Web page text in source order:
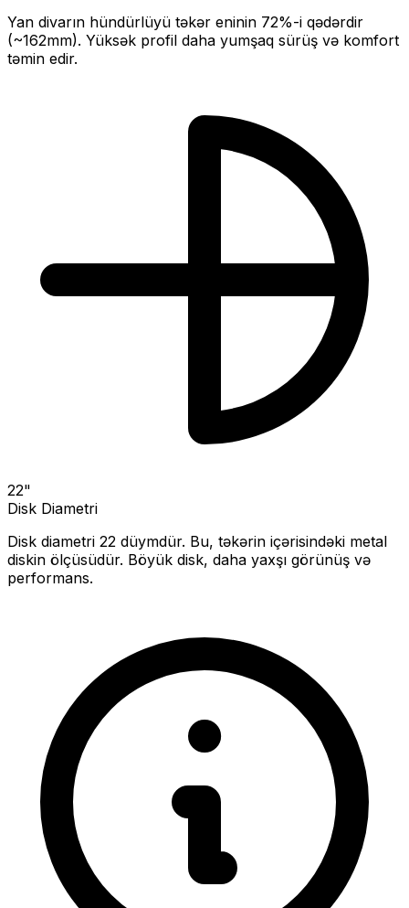
Yan divarın hündürlüyü təkər eninin 72%-i qədərdir
(~162mm). Yüksək profil daha yumşaq sürüş və komfort
təmin edir.
22"
Disk Diametri
Disk diametri 22 düymdür. Bu, təkərin içərisindəki metal
diskin ölçüsüdür. Böyük disk, daha yaxşı görünüş və
performans.